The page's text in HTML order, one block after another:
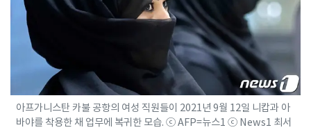
아프가니스탄 카불 공항의 여성 직원들이 2021년 9월 12일 니캅과 아
바야를 착용한 채 업무에 복귀한 모습. ⓒ AFP=뉴스1 ⓒ News1 최서